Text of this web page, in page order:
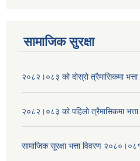
सामाजिक सुरक्षा
२०८२।०८३ को दोस्रो त्रैमासिकमा भत्ता
२०८२।०८३ को पहिलो त्रैमासिकमा भत्ता
सामाजिक सूरक्षा भत्ता विवरण